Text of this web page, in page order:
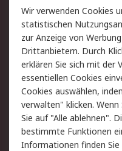
Rücksendungen
Hilfe
Rechtliches
AGB
Cookie-Richtlinie
Copyright/
Über RS
Wir verwenden Cookies
statistischen
zur Anzeige von
Drittanbietern. Durch
erklären Sie sich mit der
essentiellen Cookies
Cookies auswählen,
verwalten" klicken.
Sie auf "Alle ablehnen".
bestimmte Funktionen
Informationen finden Sie